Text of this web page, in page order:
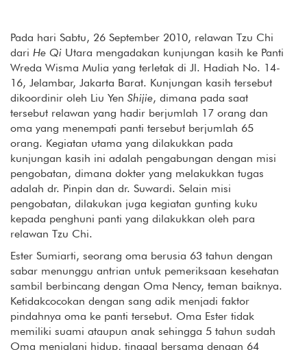
Pada hari Sabtu, 26 September 2010, relawan Tzu Chi
dari He Qi Utara mengadakan kunjungan kasih ke Panti
Wreda Wisma Mulia yang terletak di Jl. Hadiah No. 14-
16, Jelambar, Jakarta Barat. Kunjungan kasih tersebut
dikoordinir oleh Liu Yen Shijie, dimana pada saat
tersebut relawan yang hadir berjumlah 17 orang dan
oma yang menempati panti tersebut berjumlah 65
orang. Kegiatan utama yang dilakukkan pada
kunjungan kasih ini adalah pengabungan dengan misi
pengobatan, dimana dokter yang melakukkan tugas
adalah dr. Pinpin dan dr. Suwardi. Selain misi
pengobatan, dilakukan juga kegiatan gunting kuku
kepada penghuni panti yang dilakukkan oleh para
relawan Tzu Chi.
Ester Sumiarti, seorang oma berusia 63 tahun dengan
sabar menunggu antrian untuk pemeriksaan kesehatan
sambil berbincang dengan Oma Nency, teman baiknya.
Ketidakcocokan dengan sang adik menjadi faktor
pindahnya oma ke panti tersebut. Oma Ester tidak
memiliki suami ataupun anak sehingga 5 tahun sudah
Oma menjalani hidup, tinggal bersama dengan 64